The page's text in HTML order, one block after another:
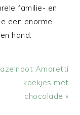
familie- en
een enorme
hand.
Amaretti
koekjes met
chocolade »